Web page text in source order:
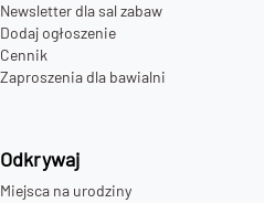
Newsletter dla sal zabaw
Dodaj ogłoszenie
Cennik
Zaproszenia dla bawialni
Odkrywaj
Miejsca na urodziny